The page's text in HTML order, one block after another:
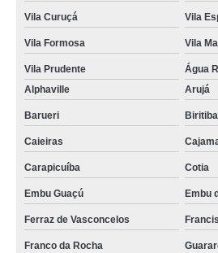
Vila Curuçá Vila
Vila Formosa Vila
Vila Prudente
Água
Alphaville
Arujá
Barueri
Caieiras
Carapicuíba Cotia
Embu Guaçú Embu
Ferraz de Vasconcelos
Franco da Rocha